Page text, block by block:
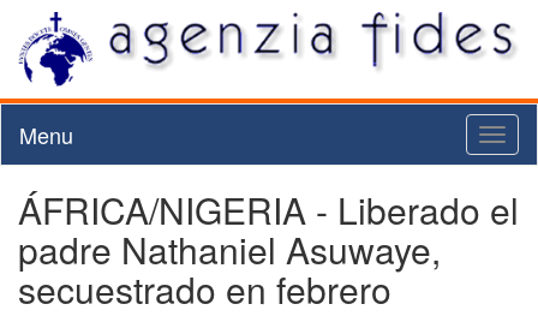
Menu
ÁFRICA/NIGERIA - Liberado el
padre Nathaniel Asuwaye,
secuestrado en febrero